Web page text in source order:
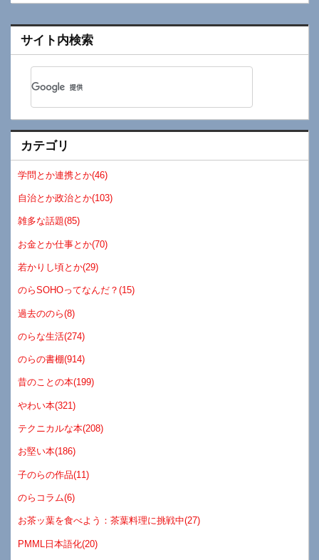
サイト内検索
カテゴリ
学問とか連携とか(46)
自治とか政治とか(103)
雑多な話題(85)
お金とか仕事とか(70)
若かりし頃とか(29)
のらSOHOってなんだ？(15)
過去ののら(8)
のらな生活(274)
のらの書棚(914)
昔のことの本(199)
やわい本(321)
テクニカルな本(208)
お堅い本(186)
子のらの作品(11)
のらコラム(6)
お茶ッ葉を食べよう：茶葉料理に挑戦中(27)
PMML日本語化(20)